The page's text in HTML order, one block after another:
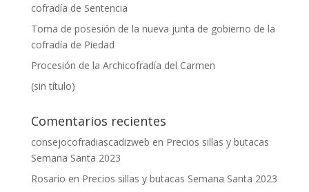
cofradía de Sentencia
Toma de posesión de la nueva junta de gobierno de la
cofradía de Piedad
Procesión de la Archicofradía del Carmen
(sin título)
Comentarios recientes
consejocofradiascadizweb en Precios sillas y butacas
Semana Santa 2023
Rosario en Precios sillas y butacas Semana Santa 2023